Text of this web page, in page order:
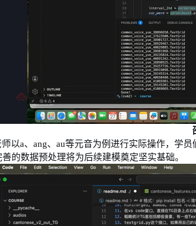
以a、 ang、 au等元音为例进行实际操作，学
的数据预处理将为后续建模奠定坚实基础。